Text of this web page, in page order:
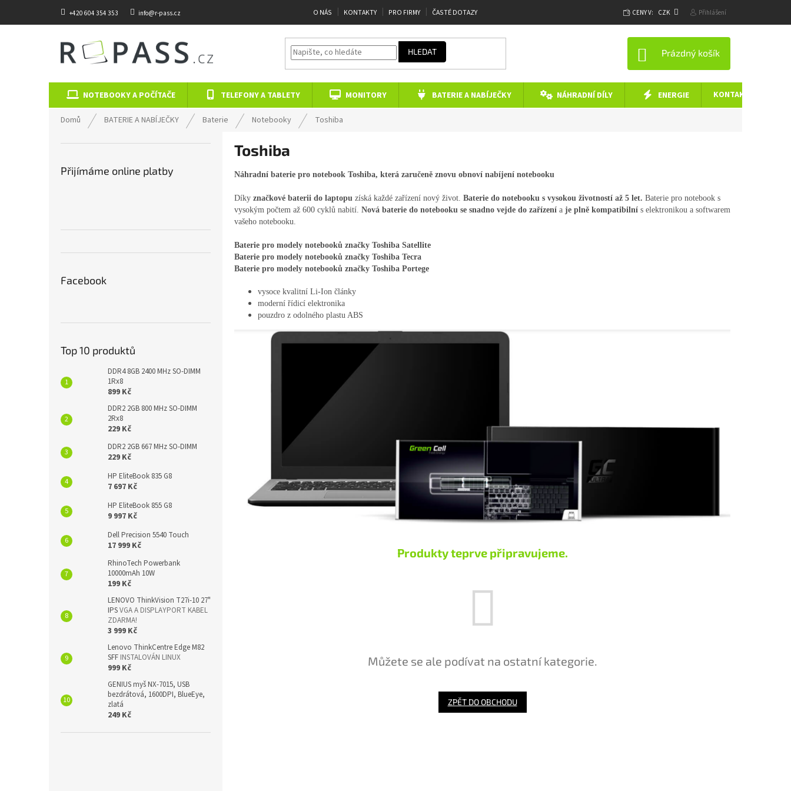
+420 604 354 353 info@r-pass.cz O NÁS KONTAKTY PRO FIRMY ČASTÉ DOTAZY CENY V: CZK Přihlášení
HLEDAT NÁKUPNÍ KOŠÍK
Prázdný košík
NOTEBOOKY A POČÍTAČE TELEFONY A TABLETY MONITORY BATERIE A NABÍJEČKY NÁHRADNÍ DÍLY ENERGIE KONTAKTY
Domů BATERIE A NABÍJEČKY Baterie Notebooky Toshiba
Přijímáme online platby
Facebook
Top 10 produktů
DDR4 8GB 2400 MHz SO-DIMM
1Rx8
899 Kč
DDR2 2GB 800 MHz SO-DIMM
2Rx8
229 Kč
DDR2 2GB 667 MHz SO-DIMM
229 Kč
HP EliteBook 835 G8
7 697 Kč
HP EliteBook 855 G8
9 997 Kč
Dell Precision 5540 Touch
17 999 Kč
RhinoTech Powerbank
10000mAh 10W
199 Kč
LENOVO ThinkVision T27i-10 27"
IPSVGA A DISPLAYPORT KABEL
ZDARMA!
3 999 Kč
Lenovo ThinkCentre Edge M82
SFF INSTALOVÁN LINUX
999 Kč
GENIUS myš NX-7015, USB
bezdrátová, 1600DPI, BlueEye,
zlatá
249 Kč
Toshiba
Náhradní baterie pro notebook Toshiba, která zaručeně znovu obnoví nabíjení notebooku
Díky značkové baterii do laptopu získá každé zařízení nový život. Baterie do notebooku s vysokou životností až 5 let. Baterie pro notebook s
vysokým počtem až 600 cyklů nabití. Nová baterie do notebooku se snadno vejde do zařízení a je plně kompatibilní s elektronikou a softwarem
vašeho notebooku.
Baterie pro modely notebooků značky Toshiba Satellite
Baterie pro modely notebooků značky Toshiba Tecra
Baterie pro modely notebooků značky Toshiba Portege
vysoce kvalitní Li-Ion články
moderní řídicí elektronika
pouzdro z odolného plastu ABS
Produkty teprve připravujeme.
Můžete se ale podívat na ostatní kategorie.
ZPĚT DO OBCHODU